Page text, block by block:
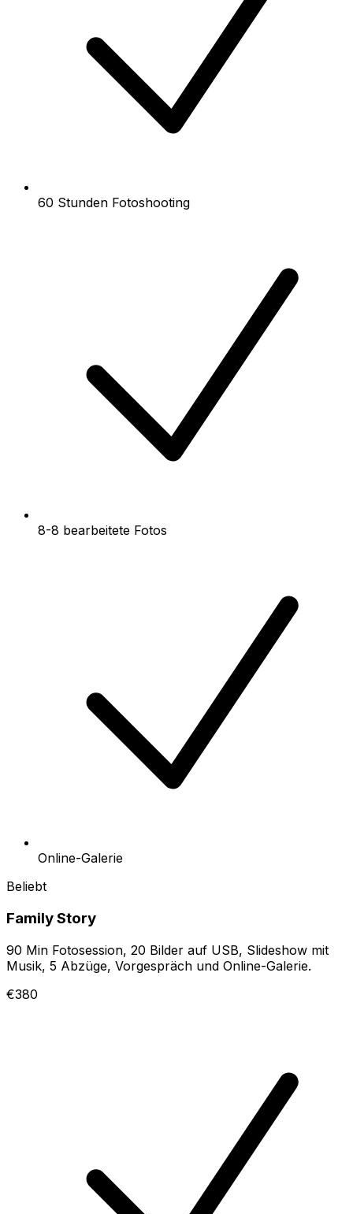
60 Stunden Fotoshooting
8-8 bearbeitete Fotos
Online-Galerie
Beliebt
Family Story
90 Min Fotosession, 20 Bilder auf USB, Slideshow mit
Musik, 5 Abzüge, Vorgespräch und Online-Galerie.
€380